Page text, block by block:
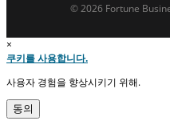
© 2026 Fortune
×
쿠키를 사용합니다.
사용자 경험을 향상시키기 위해.
동의